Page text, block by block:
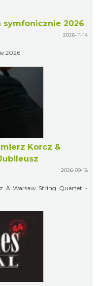
symfonicznie 2026
2026-11-14
2026
Korcz &
2026-09-18
& Warsaw String Quartet -